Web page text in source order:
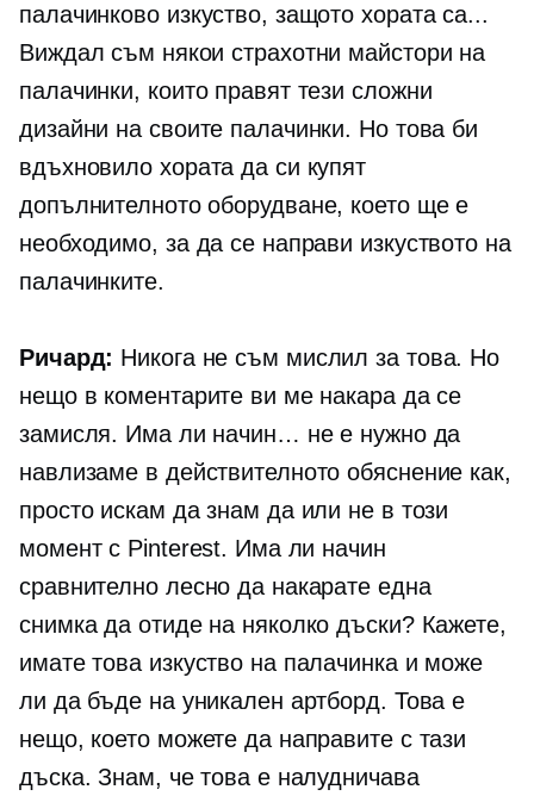
палачинково изкуство, защото хората са...
Виждал съм някои страхотни майстори на
палачинки, които правят тези сложни
дизайни на своите палачинки. Но това би
вдъхновило хората да си купят
допълнителното оборудване, което ще е
необходимо, за да се направи изкуството на
палачинките.
Ричард: Никога не съм мислил за това. Но
нещо в коментарите ви ме накара да се
замисля. Има ли начин… не е нужно да
навлизаме в действителното обяснение как,
просто искам да знам да или не в този
момент с Pinterest. Има ли начин
сравнително лесно да накарате една
снимка да отиде на няколко дъски? Кажете,
имате това изкуство на палачинка и може
ли да бъде на уникален артборд. Това е
нещо, което можете да направите с тази
дъска. Знам, че това е налудничава